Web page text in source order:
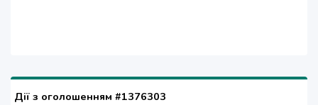
Дії з оголошенням #1376303